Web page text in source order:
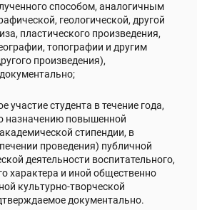
способом, аналогичным
геологической, другой
пластического произведения,
топографии и другим
произведения),
участие студента в течение года,
назначению повышенной
стипендии, в
проведения) публичной
деятельности воспитательного,
характера и иной общественно
культурно-творческой
документально.